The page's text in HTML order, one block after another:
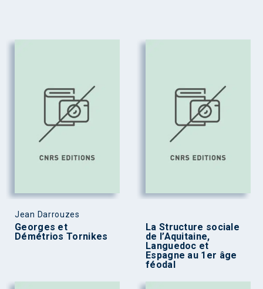
Jean Darrouzes
Georges et
Démétrios Tornikes
La Structure sociale
de l’Aquitaine,
Languedoc et
Espagne au 1er âge
féodal